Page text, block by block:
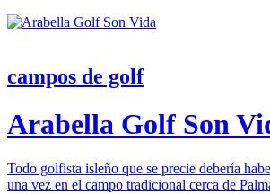
campos de golf
Arabella Golf Son
Todo golfista isleño que se precie debería
una vez en el campo tradicional cerca de